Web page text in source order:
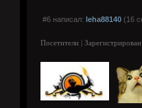
#6 написал: leha88140 (16
Посетители |